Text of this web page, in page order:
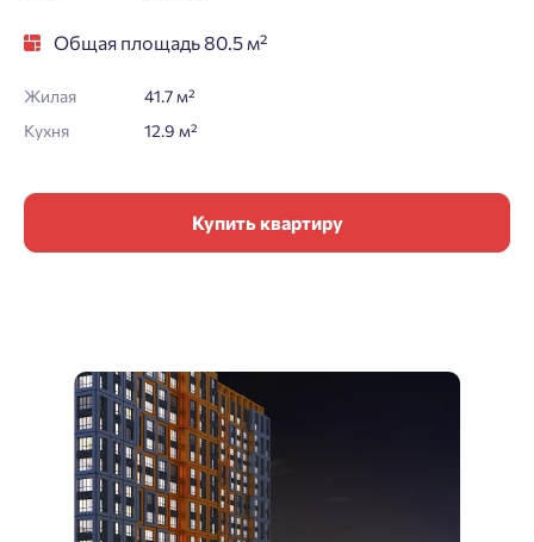
Общая площадь 80.5 м²
Жилая
41.7 м²
Кухня
12.9 м²
Купить квартиру